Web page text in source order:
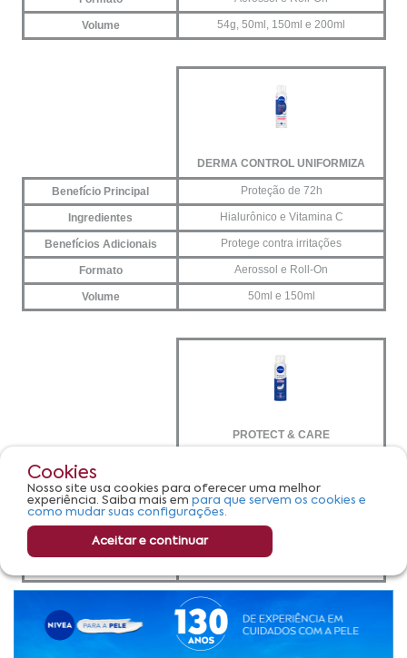
Cookies
Nosso site usa cookies para oferecer uma melhor
experiência. Saiba mais em para que servem os cookies e
como mudar suas configurações.
Aceitar e continuar